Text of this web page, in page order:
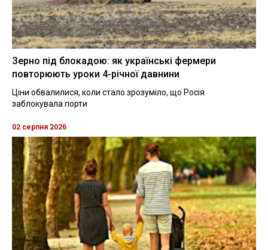
Зерно під блокадою: як українські фермери
повторюють уроки 4-річної давнини
Ціни обвалилися, коли стало зрозуміло, що Росія
заблокувала порти
02 серпня 2026